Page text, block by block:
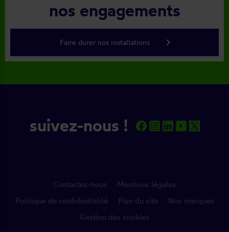
nos engagements
Faire durer nos installations keyboard_arrow_right
suivez-nous !
Contactez-nous
Mentions légales
Politique de confidentialité
Plan du site
Nos marques
Gestion des cookies